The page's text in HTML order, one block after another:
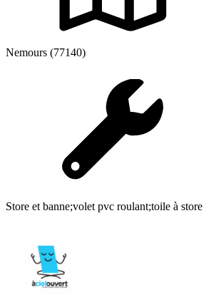
Nemours (77140)
Store et banne;volet pvc roulant;toile à store